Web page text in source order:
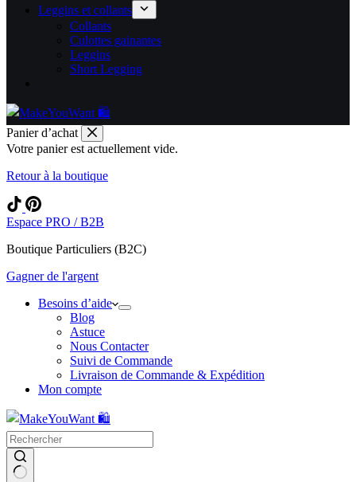
Leggins et collants
Collants
Culottes gainantes
Leggins
Short Legging
Panier d’achat
Votre panier est actuellement vide.
Retour à la boutique
Espace PRO / B2B
Boutique Particuliers (B2C)
Gagner de l'argent
Besoins d’aide
Blog
Astuce
Nous Contacter
Suivi de Commande
Livraison de Commande & Expédition
Mon compte